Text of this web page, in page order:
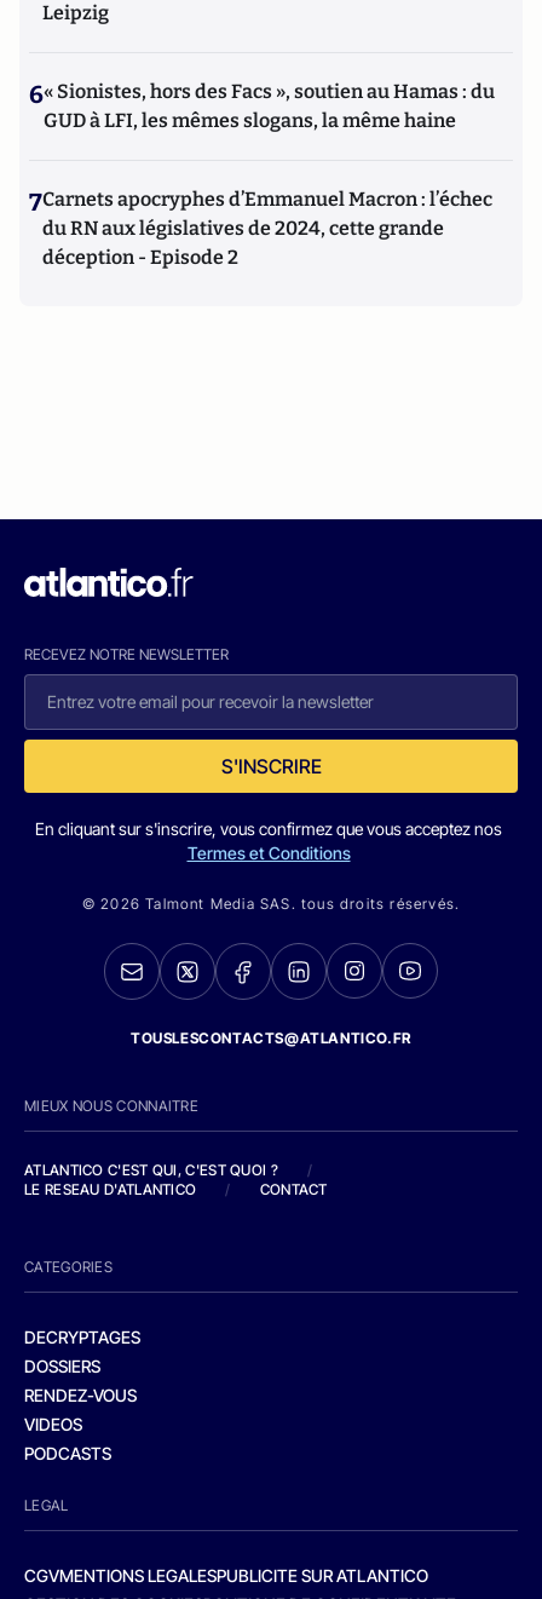
Leipzig
6« Sionistes, hors des Facs », soutien au Hamas : du
GUD à LFI, les mêmes slogans, la même haine
7Carnets apocryphes d’Emmanuel Macron : l’échec
du RN aux législatives de 2024, cette grande
déception - Episode 2
RECEVEZ NOTRE NEWSLETTER
S'INSCRIRE
En cliquant sur s'inscrire, vous confirmez que vous acceptez nos
Termes et Conditions
© 2026 Talmont Media SAS. tous droits réservés.
TOUSLESCONTACTS@ATLANTICO.FR
MIEUX NOUS CONNAITRE
ATLANTICO C'EST QUI, C'EST QUOI ?
/
LE RESEAU D'ATLANTICO
/ CONTACT
CATEGORIES
DECRYPTAGES
DOSSIERS
RENDEZ-VOUS
VIDEOS
PODCASTS
LEGAL
CGVMENTIONS LEGALESPUBLICITE SUR ATLANTICO